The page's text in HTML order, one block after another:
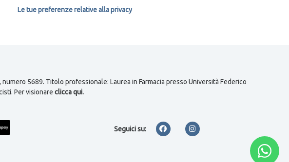
Le tue preferenze relative alla privacy
5689. Titolo professionale: Laurea in Farmacia presso Università Federico
Per visionare clicca qui.
Seguici su: